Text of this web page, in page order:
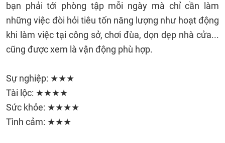
bạn phải tới phòng tập mỗi ngày mà chỉ cần làm
những việc đòi hỏi tiêu tốn năng lượng như hoạt động
khi làm việc tại công sở, chơi đùa, dọn dẹp nhà cửa...
cũng được xem là vận động phù hợp.
Sự nghiệp: ★★★
Tài lộc: ★★★★
Sức khỏe: ★★★★
Tình cảm: ★★★